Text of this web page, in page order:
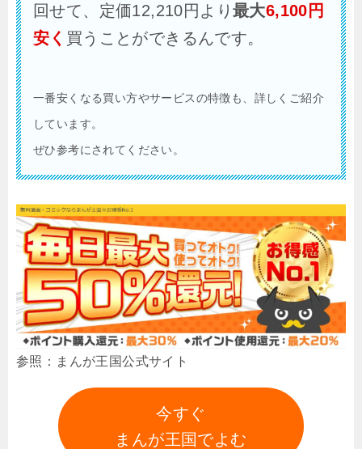
回せて、定価12,210円より 最大6,100円
安く 買うことができるんです。
一番安くなる買い方やサービスの特徴も、詳しくご紹介
しています。
ぜひ参考にされてください。
参照：まんが王国公式サイト
今すぐ
まんが王国でよむ